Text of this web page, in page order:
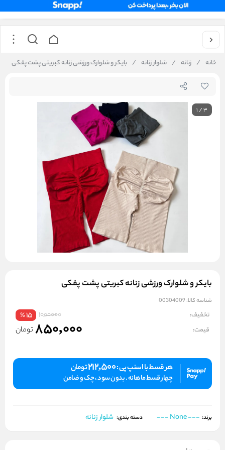
خانه / زنانه / شلوار زنانه / بایکر و شلوارک ورزشی زنانه کبریتی پشت پفکی
1/3
بایکر و شلوارک ورزشی زنانه کبریتی پشت پفکی
شناسه کالا: 00304009
تخفیف: 1000000
15
%
قیمت: 850,000 تومان
هر قسط با اسنپ پی :212,500تومان
چهار قسط ماهانه . بدون سود ، چک و ضامن
برند: --- None --- دسته بندی: شلوار زنانه